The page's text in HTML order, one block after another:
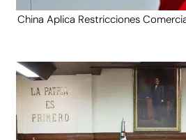
China Aplica Restricciones